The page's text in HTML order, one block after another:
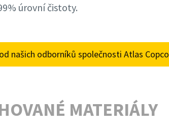
úrovní čistoty.
našich odborníků společnosti Atlas Copco
MATERIÁLY